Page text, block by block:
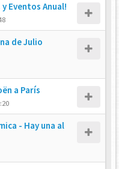
Eventos Anual!
de Julio
a París
- Hay una al